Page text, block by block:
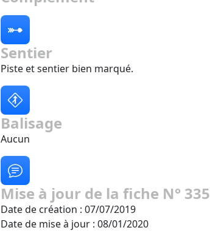
Sentier
Piste et sentier bien marqué.
Balisage
Aucun
Mise à jour de la fiche N° 335
Date de création : 07/07/2019
Date de mise à jour : 08/01/2020